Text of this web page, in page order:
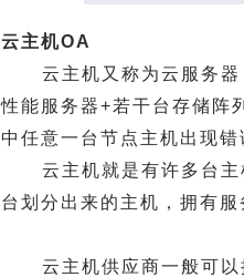
云主机OA
云主机又称为云服务
性能服务器+若干台存储阵
中任意一台节点主机出现
云主机就是有许多台
台划分出来的主机，拥有服
云主机供应商一般可